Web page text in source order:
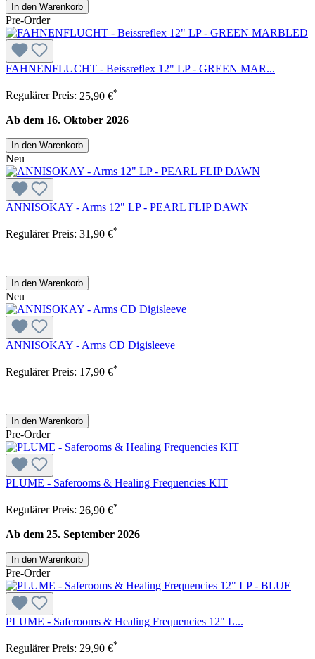
In den Warenkorb
Pre-Order
FAHNENFLUCHT - Beissreflex 12" LP - GREEN MAR...
Regulärer Preis: 25,90 €*
Ab dem 16. Oktober 2026
In den Warenkorb
Neu
ANNISOKAY - Arms 12" LP - PEARL FLIP DAWN
Regulärer Preis: 31,90 €*
In den Warenkorb
Neu
ANNISOKAY - Arms CD Digisleeve
Regulärer Preis: 17,90 €*
In den Warenkorb
Pre-Order
PLUME - Saferooms & Healing Frequencies KIT
Regulärer Preis: 26,90 €*
Ab dem 25. September 2026
In den Warenkorb
Pre-Order
PLUME - Saferooms & Healing Frequencies 12" L...
Regulärer Preis: 29,90 €*